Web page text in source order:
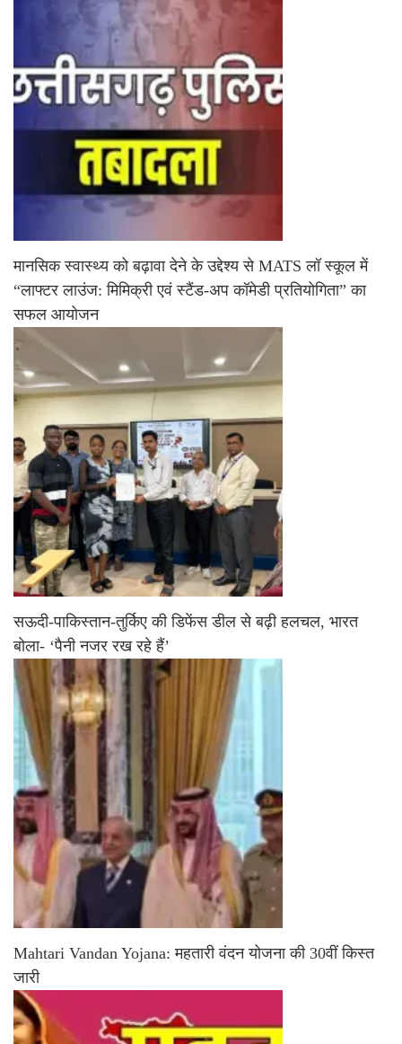
मानसिक स्वास्थ्य को बढ़ावा देने के उद्देश्य से MATS लॉ स्कूल में
“लाफ्टर लाउंज: मिमिक्री एवं स्टैंड-अप कॉमेडी प्रतियोगिता” का
सफल आयोजन
सऊदी-पाकिस्तान-तुर्किए की डिफेंस डील से बढ़ी हलचल, भारत
बोला- ‘पैनी नजर रख रहे हैं’
Mahtari Vandan Yojana: महतारी वंदन योजना की 30वीं किस्त
जारी